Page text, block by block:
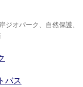
ジオパーク、自然保護、
バス